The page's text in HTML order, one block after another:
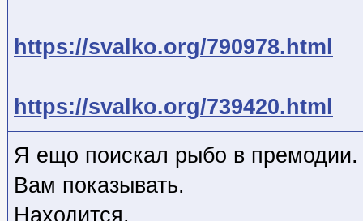
https://svalko.org/790978.html
https://svalko.org/739420.html
Я ещо поискал рыбо в премодии.
Вам показывать.
Находится.